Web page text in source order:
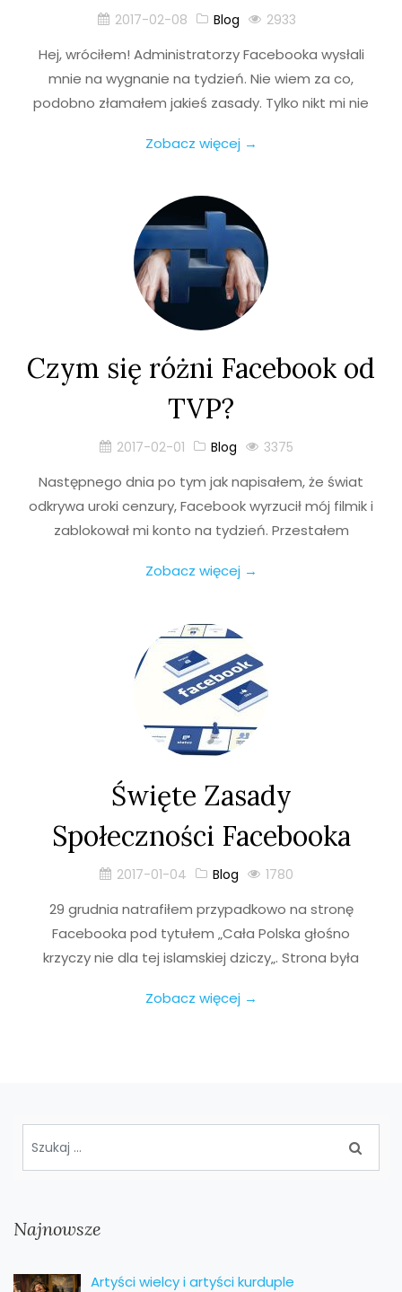
2017-02-08 Blog 2933
Hej, wróciłem! Administratorzy Facebooka wysłali
mnie na wygnanie na tydzień. Nie wiem za co,
podobno złamałem jakieś zasady. Tylko nikt mi nie
Zobacz więcej →
Czym się różni Facebook od
TVP?
2017-02-01 Blog 3375
Następnego dnia po tym jak napisałem, że świat
odkrywa uroki cenzury, Facebook wyrzucił mój filmik i
zablokował mi konto na tydzień. Przestałem
Zobacz więcej →
Święte Zasady
Społeczności Facebooka
2017-01-04 Blog 1780
29 grudnia natrafiłem przypadkowo na stronę
Facebooka pod tytułem „Cała Polska głośno
krzyczy nie dla tej islamskiej dziczy„. Strona była
Zobacz więcej →
Najnowsze
Artyści wielcy i artyści kurduple